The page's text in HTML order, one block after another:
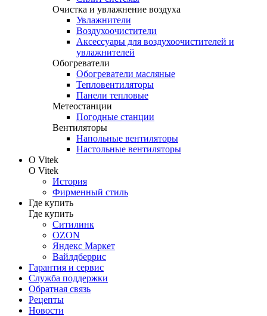
Очистка и увлажнение воздуха
Увлажнители
Воздухоочистители
Аксессуары для воздухоочистителей и
увлажнителей
Обогреватели
Обогреватели масляные
Тепловентиляторы
Панели тепловые
Метеостанции
Погодные станции
Вентиляторы
Напольные вентиляторы
Настольные вентиляторы
О Vitek
О Vitek
История
Фирменный стиль
Где купить
Где купить
Ситилинк
OZON
Яндекс Маркет
Вайлдберрис
Гарантия и сервис
Служба поддержки
Обратная связь
Рецепты
Новости